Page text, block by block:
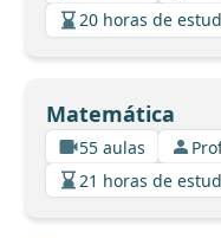
20 horas de
Matemática
55 aulas
21 horas de